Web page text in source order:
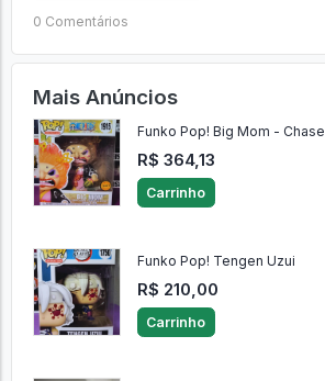
0 Comentários
Mais Anúncios
Funko Pop! Big Mom - Chase
R$ 364,13
Carrinho
Funko Pop! Tengen Uzui
R$ 210,00
Carrinho